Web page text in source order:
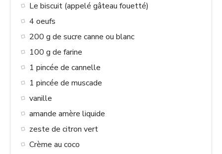
Le biscuit (appelé gâteau fouetté)
4 oeufs
200 g de sucre canne ou blanc
100 g de farine
1 pincée de cannelle
1 pincée de muscade
vanille
amande amère liquide
zeste de citron vert
Crème au coco